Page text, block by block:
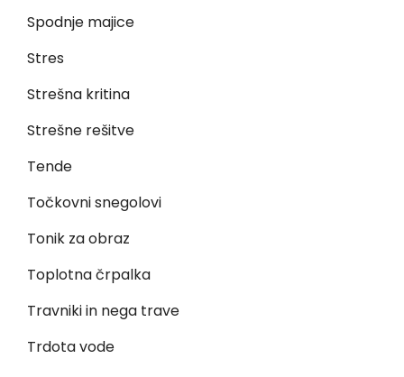
Spodnje majice
Stres
Strešna kritina
Strešne rešitve
Tende
Točkovni snegolovi
Tonik za obraz
Toplotna črpalka
Travniki in nega trave
Trdota vode